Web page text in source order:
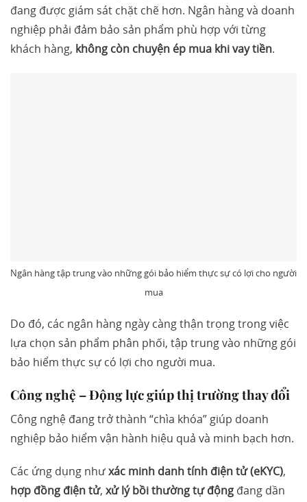
đang được giám sát chặt chẽ hơn. Ngân hàng và doanh
nghiệp phải đảm bảo sản phẩm phù hợp với từng
khách hàng, không còn chuyện ép mua khi vay tiền.
Ngân hàng tập trung vào những gói bảo hiểm thực sự có lợi cho người
mua
Do đó, các ngân hàng ngày càng thận trọng trong việc
lựa chọn sản phẩm phân phối, tập trung vào những gói
bảo hiểm thực sự có lợi cho người mua.
Công nghệ – Động lực giúp thị trường thay đổi
Công nghệ đang trở thành “chìa khóa” giúp doanh
nghiệp bảo hiểm vận hành hiệu quả và minh bạch hơn.
Các ứng dụng nhưxác minh danh tính điện tử (eKYC),
hợp đồng điện tử, xử lý bồi thường tự động đang dần